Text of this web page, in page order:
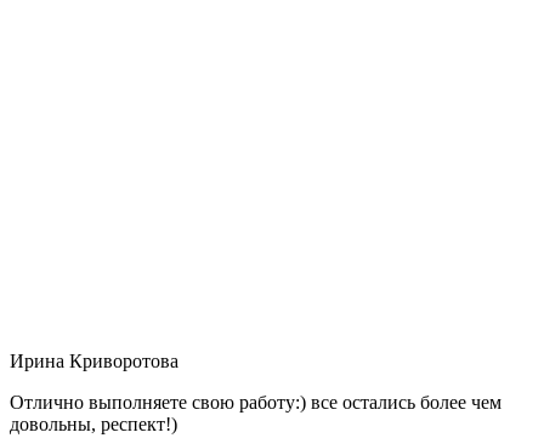
Ирина Криворотова
Отлично выполняете свою работу:) все остались более чем
довольны, респект!)